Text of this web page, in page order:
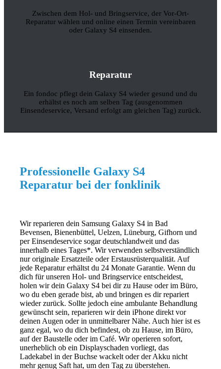
Zwischen dem Hol- und Bringservice, der Vor-Ort-
Reparatur wählen und online einen Termin vereinbaren
oder Galaxy S4 einsenden.
Reparatur
Ein fondoc pflegt dein Galaxy S4 wieder gesund und du
erhältst es noch am selben Tag (ausgenommen
Einsendeservice, Versand erfolgt am gleichen Tag) zurück.
Professionelle Galaxy S4
Reparatur bei der fonklinik
Wir reparieren dein Samsung Galaxy S4 in Bad
Bevensen, Bienenbüttel, Uelzen, Lüneburg, Gifhorn und
per Einsendeservice sogar deutschlandweit und das
innerhalb eines Tages*. Wir verwenden selbstverständlich
nur originale Ersatzteile oder Erstausrüsterqualität. Auf
jede Reparatur erhältst du 24 Monate Garantie. Wenn du
dich für unseren Hol- und Bringservice entscheidest,
holen wir dein Galaxy S4 bei dir zu Hause oder im Büro,
wo du eben gerade bist, ab und bringen es dir repariert
wieder zurück. Sollte jedoch eine ambulante Behandlung
gewünscht sein, reparieren wir dein iPhone direkt vor
deinen Augen oder in unmittelbarer Nähe. Auch hier ist es
ganz egal, wo du dich befindest, ob zu Hause, im Büro,
auf der Baustelle oder im Café. Wir operieren sofort,
unerheblich ob ein Displayschaden vorliegt, das
Ladekabel in der Buchse wackelt oder der Akku nicht
mehr genug Saft hat, um den Tag zu überstehen.